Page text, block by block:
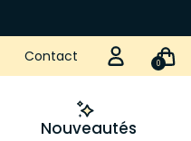
Contact 0
Nouveautés